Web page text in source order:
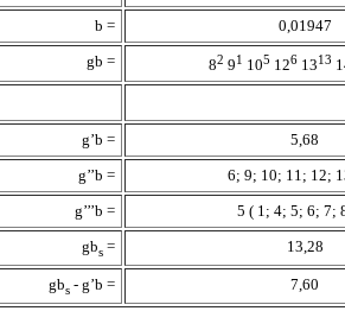
b =
0,01947
gb =
82 91 105 126 1313
g’b =
5,68
g’’b =
6; 9; 10; 11; 12;
g’’’b =
5 ( 1; 4; 5; 6; 7;
gbs = 13,28
gbs - g’b = 7,60